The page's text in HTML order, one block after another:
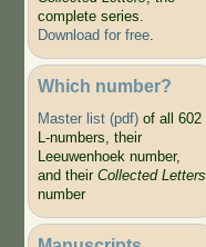
complete series.
Download for free.
Which number?
Master list (pdf)of all 602
L-numbers, their
Leeuwenhoek number,
and their Collected Letters
number